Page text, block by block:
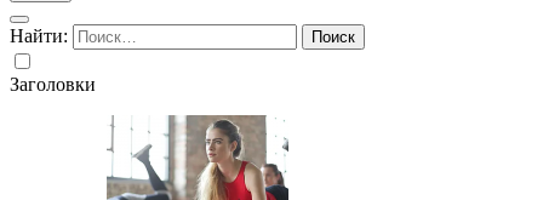
Найти:
Заголовки